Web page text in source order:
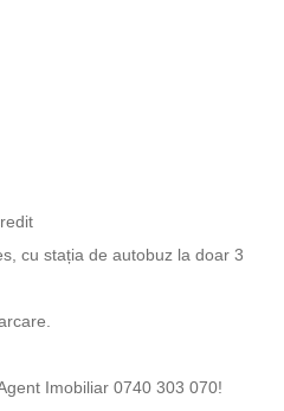
cu stația de autobuz la doar 3
Imobiliar 0740 303 070!